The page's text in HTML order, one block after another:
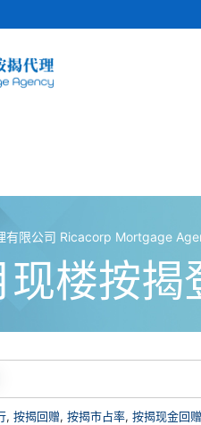
有限公司 Ricacorp Mortgage
现楼按
, 按揭回赠, 按揭市占率, 按揭现金回赠